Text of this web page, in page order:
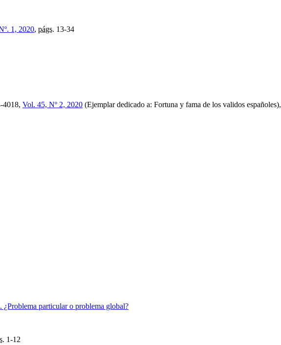
1, 2020, págs. 13-34
4018, Vol. 45, Nº 2, 2020 (Ejemplar dedicado a: Fortuna y fama de los validos españoles),
particular o problema global?
1-12